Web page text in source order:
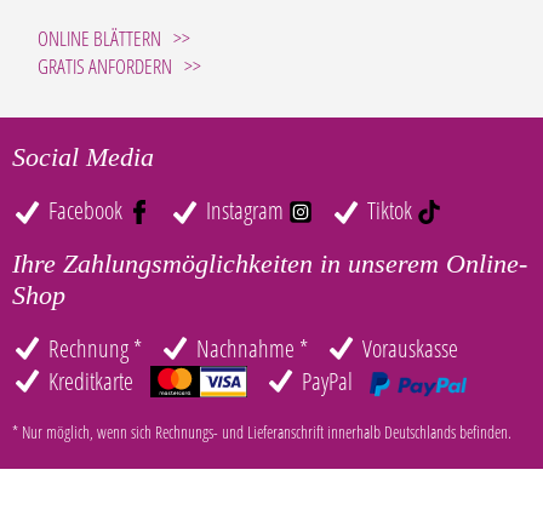
ONLINE BLÄTTERN
GRATIS ANFORDERN
Social Media
Facebook Instagram Tiktok
Ihre Zahlungsmöglichkeiten in unserem Online-
Shop
Rechnung * Nachnahme *
Vorauskasse
Kreditkarte
PayPal
* Nur möglich, wenn sich Rechnungs- und Lieferanschrift innerhalb Deutschlands befinden.